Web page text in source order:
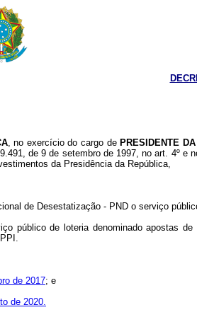
, no exercício do cargo de PRESIDENTE
de 9 de setembro de 1997, no art. 4º e
da Presidência da República,
de Desestatização - PND o serviço
público de loteria denominado apostas
de 2017; e
de 2020.